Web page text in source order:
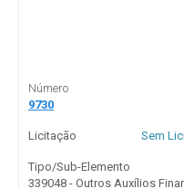
Número
9730
Licitação Sem
Tipo/Sub-Elemento
339048 - Outros Auxílios